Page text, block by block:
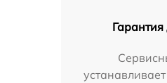
Гарантия